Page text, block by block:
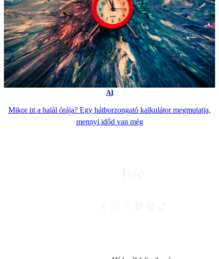
AI
Mikor üt a halál órája? Egy hátborzongató kalkulátor megmutatja,
mennyi időd van még